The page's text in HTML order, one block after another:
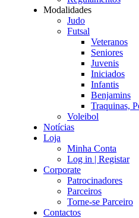
Modalidades
Judo
Futsal
Veteranos
Seniores
Juvenis
Iniciados
Infantis
Benjamins
Traquinas,
Voleibol
Notícias
Loja
Minha Conta
Log in | Registar
Corporate
Patrocinadores
Parceiros
Torne-se Parceiro
Contactos